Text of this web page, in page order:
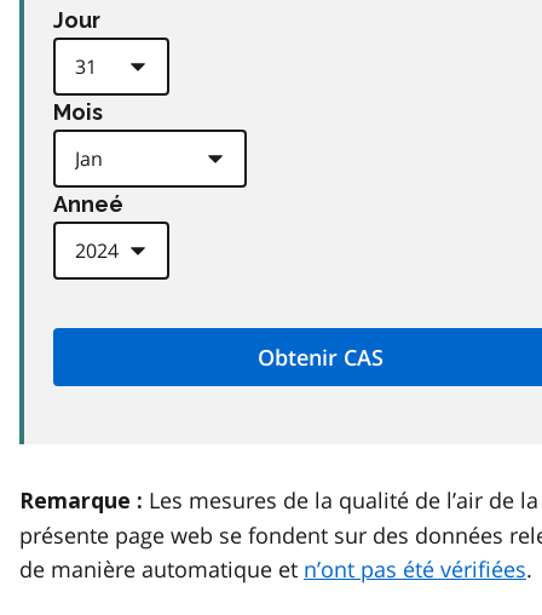
Jour
Mois
Anneé
Remarque : Les mesures de la qualité de l’air de la
présente page web se fondent sur des données
de manière automatique et n’ont pas été vérifiées.